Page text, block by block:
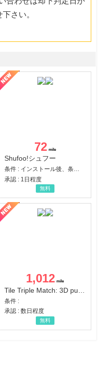
さい。
72
Shufoo!シュフー
条件 : インストール後、条件達成
承認 : 1日程度
無料
1,012
条件 :
承認 : 数日程度
無料